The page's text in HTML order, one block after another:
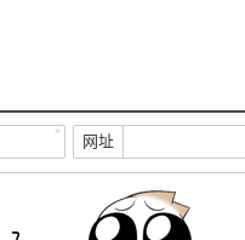
* 网址